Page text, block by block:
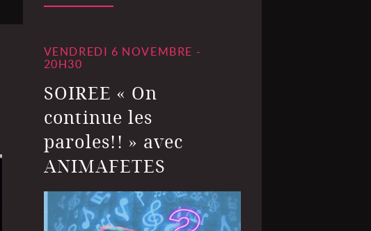
VENDREDI 6 NOVEMBRE -
20H30
SOIREE « On
continue les
paroles!! » avec
ANIMAFETES